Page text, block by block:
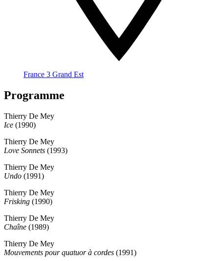
France 3 Grand Est
Programme
Thierry De Mey
Ice (1990)
Thierry De Mey
Love Sonnets (1993)
Thierry De Mey
Undo (1991)
Thierry De Mey
Frisking (1990)
Thierry De Mey
Chaîne (1989)
Thierry De Mey
Mouvements pour quatuor à cordes (1991)